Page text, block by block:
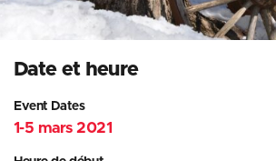
Date et heure
Event Dates
1-5 mars 2021